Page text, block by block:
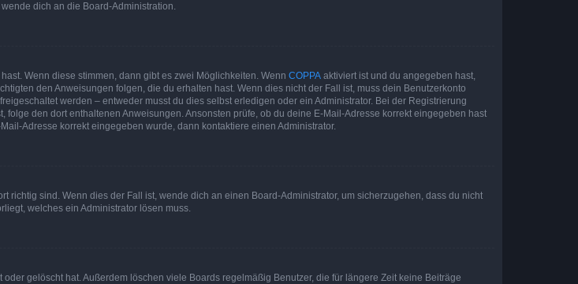
dich an die Board-Administration.
Wenn diese stimmen, dann gibt es zwei Möglichkeiten. Wenn COPPA aktiviert ist und du angegeben hast,
den Anweisungen folgen, die du erhalten hast. Wenn dies nicht der Fall ist, muss dein Benutzerkonto
werden – entweder musst du dies selbst erledigen oder ein Administrator. Bei der Registrierung
den dort enthaltenen Anweisungen. Ansonsten prüfe, ob du deine E-Mail-Adresse korrekt eingegeben hast
Adresse korrekt eingegeben wurde, dann kontaktiere einen Administrator.
richtig sind. Wenn dies der Fall ist, wende dich an einen Board-Administrator, um sicherzugehen, dass du nicht
welches ein Administrator lösen muss.
gelöscht hat. Außerdem löschen viele Boards regelmäßig Benutzer, die für längere Zeit keine Beiträge